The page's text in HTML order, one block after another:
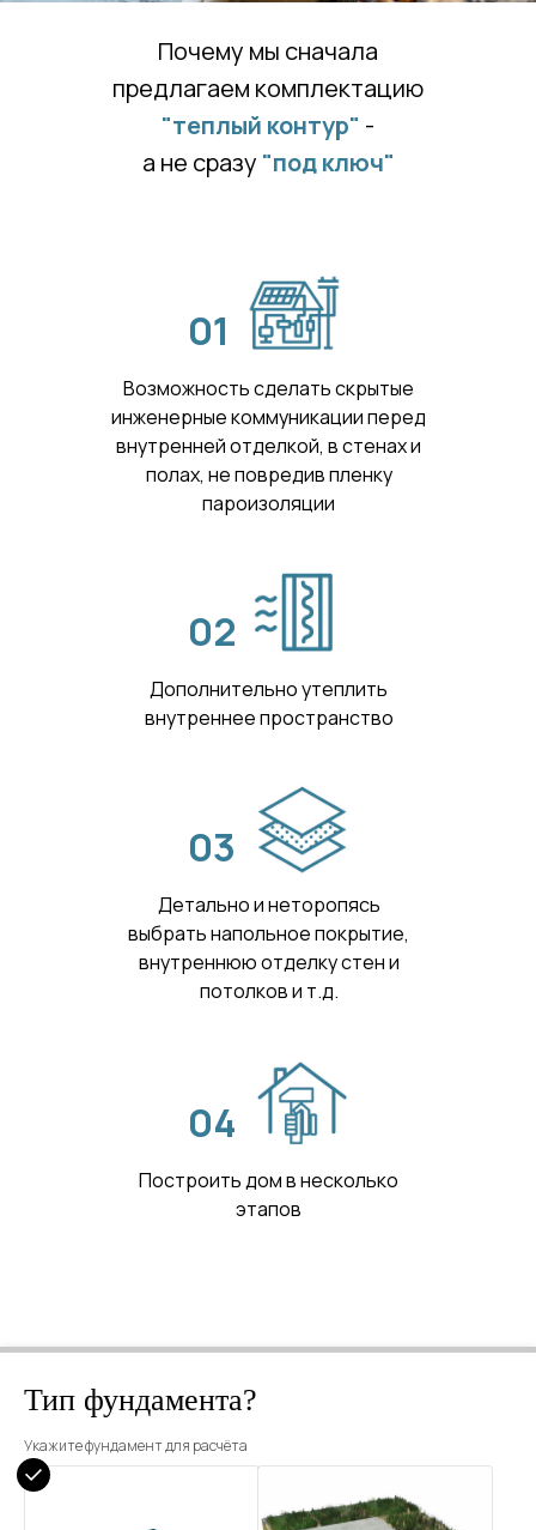
Возможность сделать скрытые
инженерные коммуникации перед
внутренней отделкой, в стенах и
полах, не повредив пленку
пароизоляции
01
Почему мы сначала
предлагаем комплектацию
"теплый контур" -
а не сразу "под ключ"
Дополнительно утеплить
внутреннее пространство
02
Детально и неторопясь
выбрать напольное покрытие,
внутреннюю отделку стен и
потолков и т.д.
03
Построить дом в несколько
этапов
04
Тип фундамента?
Укажите фундамент для расчёта